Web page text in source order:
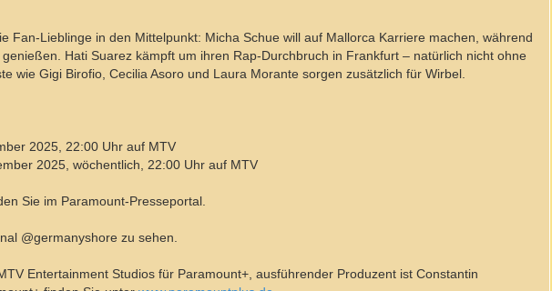
Fan-Lieblinge in den Mittelpunkt: Micha Schue will auf Mallorca Karriere machen, während
Hati Suarez kämpft um ihren Rap-Durchbruch in Frankfurt – natürlich nicht ohne
wie Gigi Birofio, Cecilia Asoro und Laura Morante sorgen zusätzlich für Wirbel.
2025, 22:00 Uhr auf MTV
2025, wöchentlich, 22:00 Uhr auf MTV
Sie im Paramount-Presseportal.
@germanyshore zu sehen.
Entertainment Studios für Paramount+, ausführender Produzent ist Constantin